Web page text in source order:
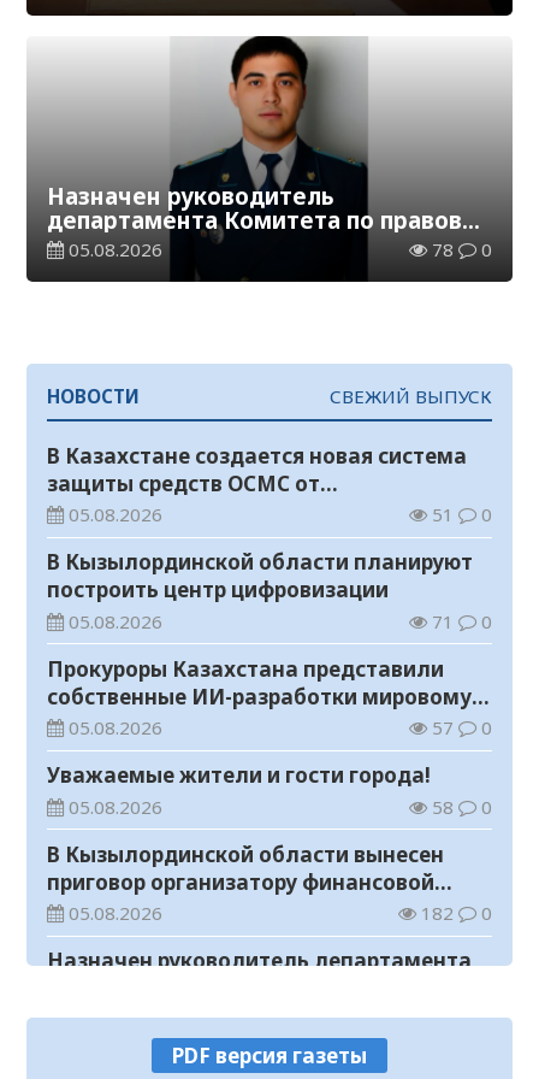
Назначен руководитель
департамента Комитета по правовой
статистике и специальным учетам
по Кызылординской области
05.08.2026 78 0
НОВОСТИ СВЕЖИЙ ВЫПУСК
В Казахстане создается новая система
защиты средств ОСМС от
необоснованных выплат
05.08.2026 51 0
В Кызылординской области планируют
построить центр цифровизации
05.08.2026 71 0
Прокуроры Казахстана представили
собственные ИИ-разработки мировому
эксперту Кай-Фу Ли
05.08.2026 57 0
Уважаемые жители и гости города!
05.08.2026 58 0
В Кызылординской области вынесен
приговор организатору финансовой
пирамиды
05.08.2026 182 0
Назначен руководитель департамента
специальным учетам по
Кызылординской области
05.08.2026 78 0
В Кызылординской области
PDF версия газеты